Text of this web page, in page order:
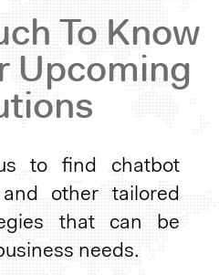
To Know
Upcoming
to find chatbot
other tailored
that can be
needs.